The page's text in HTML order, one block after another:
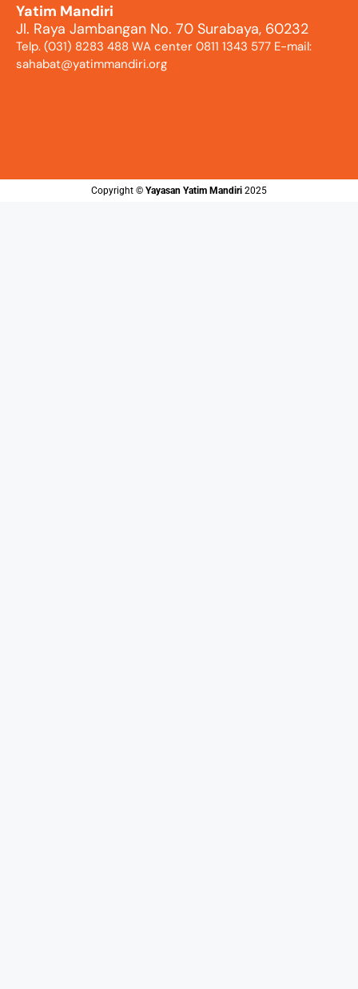
Yatim Mandiri
Jl. Raya Jambangan No. 70 Surabaya, 60232
Telp. (031) 8283 488 WA center 0811 1343 577 E-mail:
sahabat@yatimmandiri.org
Copyright ©️ Yayasan Yatim Mandiri 2025